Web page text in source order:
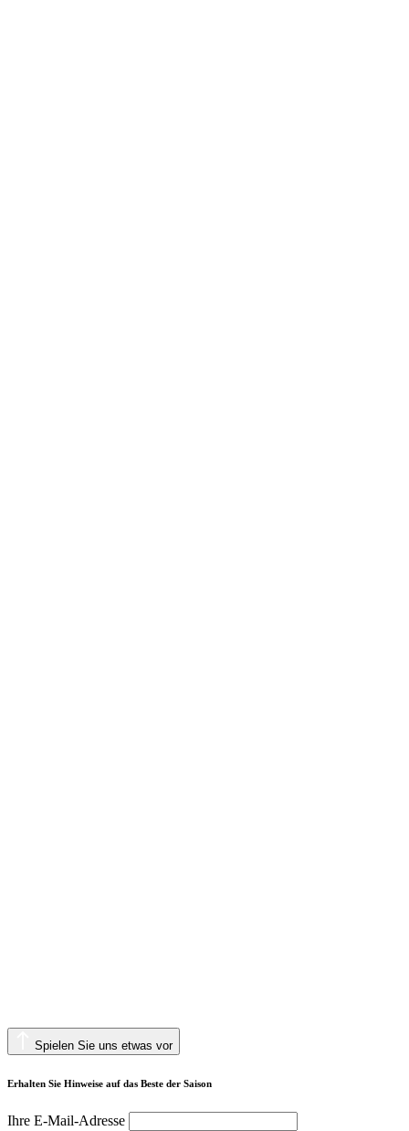
Spielen Sie uns etwas vor
Erhalten Sie Hinweise auf das Beste der Saison
Ihre E-Mail-Adresse